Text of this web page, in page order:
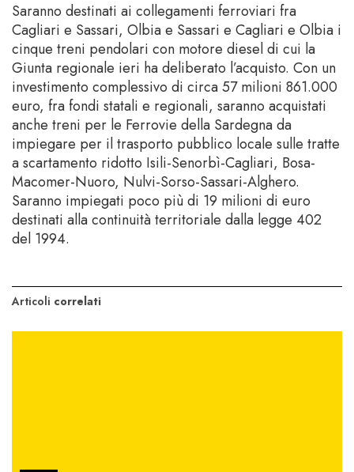
Saranno destinati ai collegamenti ferroviari fra
Cagliari e Sassari, Olbia e Sassari e Cagliari e Olbia i
cinque treni pendolari con motore diesel di cui la
Giunta regionale ieri ha deliberato l’acquisto. Con un
investimento complessivo di circa 57 milioni 861.000
euro, fra fondi statali e regionali, saranno acquistati
anche treni per le Ferrovie della Sardegna da
impiegare per il trasporto pubblico locale sulle tratte
a scartamento ridotto Isili-Senorbì-Cagliari, Bosa-
Macomer-Nuoro, Nulvi-Sorso-Sassari-Alghero.
Saranno impiegati poco più di 19 milioni di euro
destinati alla continuità territoriale dalla legge 402
del 1994.
Articoli correlati